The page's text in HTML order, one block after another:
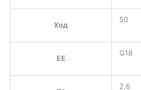
Ход
50
EE
G18
2,6